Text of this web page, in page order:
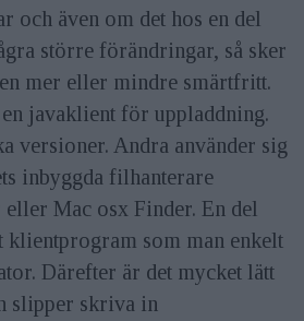
och även om det hos en del
större förändringar, så sker
mer eller mindre smärtfritt.
javaklient för uppladdning.
versioner. Andra använder sig
inbyggda filhanterare
Mac osx Finder. En del
klientprogram som man enkelt
Därefter är det mycket lätt
slipper skriva in